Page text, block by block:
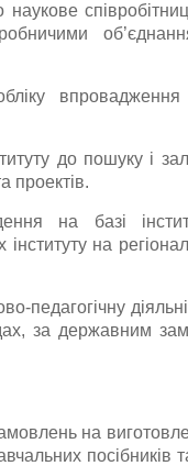
до пошуку і
проектів.
на базі
на
педагогічну
за державним
на
посібників